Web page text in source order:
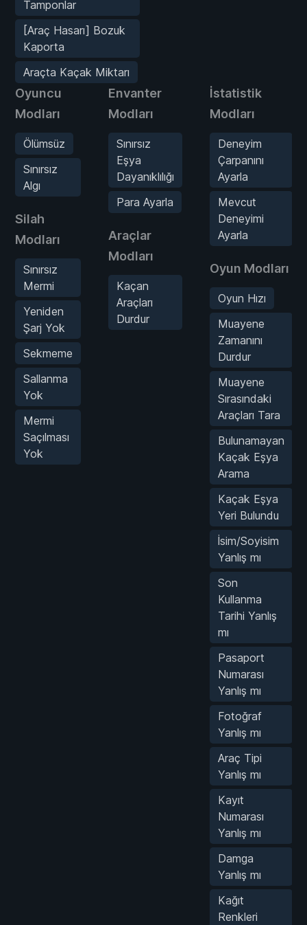
Tamponlar
[Araç Hasarı] Bozuk
Kaporta
Araçta Kaçak Miktarı
Oyuncu
Modları
Ölümsüz
Sınırsız
Algı
Silah
Modları
Sınırsız
Mermi
Yeniden
Şarj Yok
Sekmeme
Sallanma
Yok
Mermi
Saçılması
Yok
Envanter
Modları
Sınırsız
Eşya
Dayanıklılığı
Para Ayarla
Araçlar
Modları
Kaçan
Araçları
Durdur
İstatistik
Modları
Deneyim
Çarpanını
Ayarla
Mevcut
Deneyimi
Ayarla
Oyun Modları
Oyun Hızı
Muayene
Zamanını
Durdur
Muayene
Sırasındaki
Araçları Tara
Bulunamayan
Kaçak Eşya
Arama
Kaçak Eşya
Yeri Bulundu
İsim/Soyisim
Yanlış mı
Son
Kullanma
Tarihi Yanlış
mı
Pasaport
Numarası
Yanlış mı
Fotoğraf
Yanlış mı
Araç Tipi
Yanlış mı
Kayıt
Numarası
Yanlış mı
Damga
Yanlış mı
Kağıt
Renkleri